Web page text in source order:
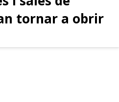
tornar a obrir